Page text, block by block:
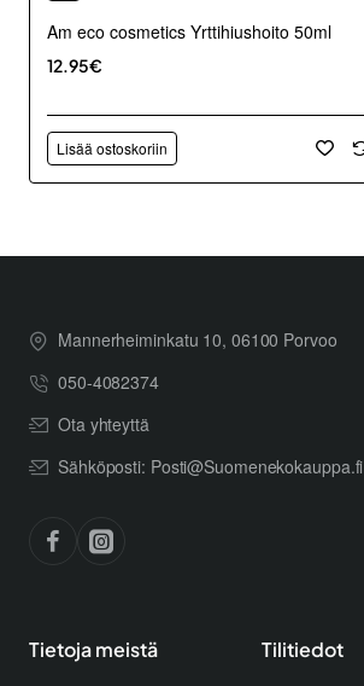
Am eco cosmetics Yrttihiushoito 50ml
12.95€
Lisää ostoskoriin
Mannerheiminkatu 10, 06100 Porvoo
050-4082374
Ota yhteyttä
Sähköposti: Posti@Suomenekokauppa.fi
Tietoja meistä Tilitiedot